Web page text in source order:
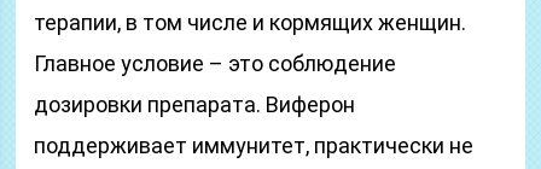
терапии, в том числе и кормящих женщин.
Главное условие – это соблюдение
дозировки препарата. Виферон
поддерживает иммунитет, практически не